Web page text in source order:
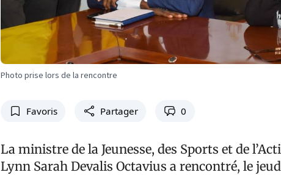
Photo prise lors de la rencontre
Favoris Partager 0
La ministre de la Jeunesse, des Sports et de
Lynn Sarah Devalis Octavius a rencontré, le